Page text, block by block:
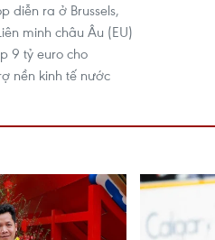
diễn ra ở Brussels,
minh châu Âu (EU)
9 tỷ euro cho
nền kinh tế nước